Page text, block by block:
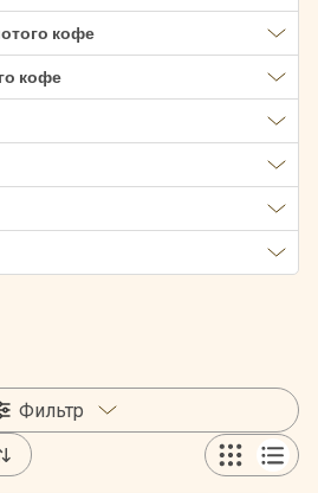
кофе
кофе
Фильтр